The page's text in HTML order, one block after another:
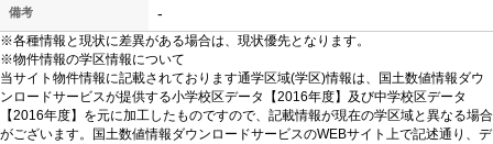
備考 -
※各種情報と現状に差異がある場合は、現状優先となります。
※物件情報の学区情報について
当サイト物件情報に記載されております通学区域(学区)情報は、国土数値情報ダウ
ンロードサービスが提供する小学校区データ【2016年度】及び中学校区データ
【2016年度】を元に加工したものですので、記載情報が現在の学区域と異なる場合
がございます。国土数値情報ダウンロードサービスのWEBサイト上で記述通り、デ